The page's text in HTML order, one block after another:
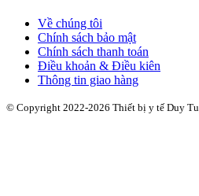
Về chúng tôi
Chính sách bảo mật
Chính sách thanh toán
Điều khoản & Điều kiên
Thông tin giao hàng
© Copyright 2022-2026 Thiết bị y tế Duy